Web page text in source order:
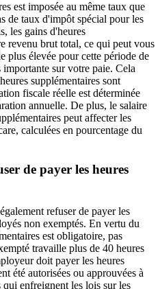
est imposée au même taux que
de taux d'impôt spécial pour les
les gains d'heures
revenu brut total, ce qui peut vous
plus élevée pour cette période de
sur votre paie. Cela
supplémentaires sont
fiscale réelle est déterminée
annuelle. De plus, le salaire
peut affecter les
calculées en pourcentage du
de payer les heures
refuser de payer les
non exemptés. En vertu du
est obligatoire, pas
travaille plus de 40 heures
doit payer les heures
été autorisées ou approuvées à
enfreignent les lois sur les